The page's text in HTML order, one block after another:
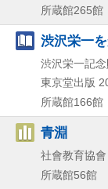
所蔵館265館
渋沢栄一
渋沢栄一記
東京堂出版
所蔵館166館
青淵
社會教育協會
所蔵館56館